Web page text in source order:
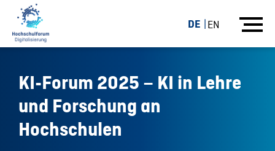
DE EN
KI-Forum 2025 – KI in Lehre
und Forschung an
Hochschulen